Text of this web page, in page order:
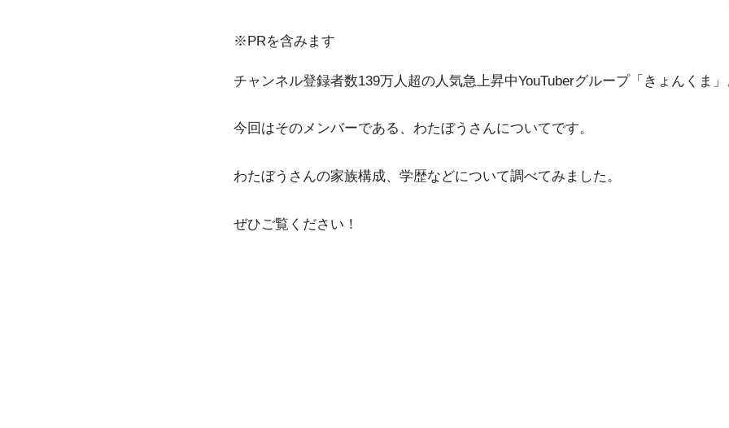
※PRを含みます
チャンネル登録者数139万人超の人気急上昇中YouTuberグループ「きょんくま
今回はそのメンバーである、わたぼうさんについてです。
わたぼうさんの家族構成、学歴などについて調べてみました。
ぜひご覧ください！